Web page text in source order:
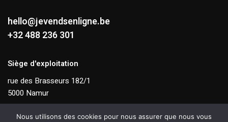
hello@jevendsenligne.be
+32 488 236 301
Siège d'exploitation
rue des Brasseurs 182/1
5000 Namur
Nous utilisons des cookies pour nous assurer que nous vous